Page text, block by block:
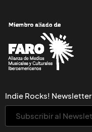
Indie Rocks! Newsletter